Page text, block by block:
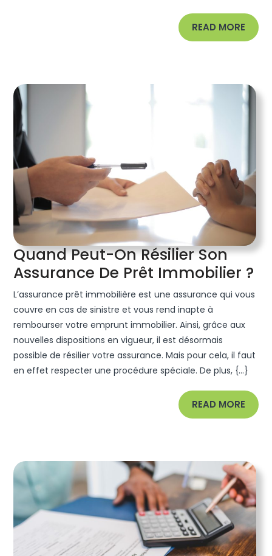
?
READ MORE READ
MORE
Quand Peut-On Résilier Son
Assurance De Prêt Immobilier ?
L’assurance prêt immobilière est une assurance qui vous
couvre en cas de sinistre et vous rend inapte à
rembourser votre emprunt immobilier. Ainsi, grâce aux
nouvelles dispositions en vigueur, il est désormais
possible de résilier votre assurance. Mais pour cela, il faut
en effet respecter une procédure spéciale. De plus, {...}
READ MORE READ
MORE